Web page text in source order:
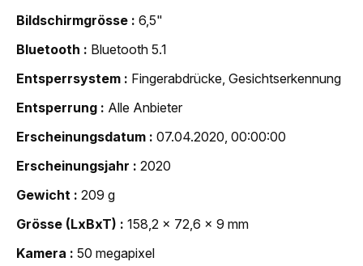
Bildschirmgrösse
6,5"
Bluetooth
Bluetooth 5.1
Entsperrsystem
Fingerabdrücke, Gesichtserkennung
Entsperrung
Alle Anbieter
Erscheinungsdatum
07.04.2020, 00:00:00
Erscheinungsjahr
2020
Gewicht
209 g
Grösse (LxBxT)
158,2 x 72,6 x 9 mm
Kamera
50 megapixel